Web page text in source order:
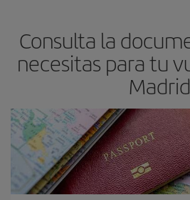
avión más baratos te saldrán. Además,
las fechas y los horarios del viaje un
el precio más barato.
Consulta la
necesitas para tu
Madrid